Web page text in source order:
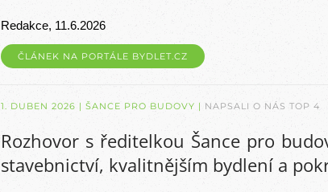
Redakce, 11.6.2026
ČLÁNEK NA PORTÁLE BYDLET.CZ
1. DUBEN 2026 | ŠANCE PRO BUDOVY | NAPSALI O NÁS TOP 4
Rozhovor s ředitelkou Šance pro
stavebnictví, kvalitnějším bydlení a